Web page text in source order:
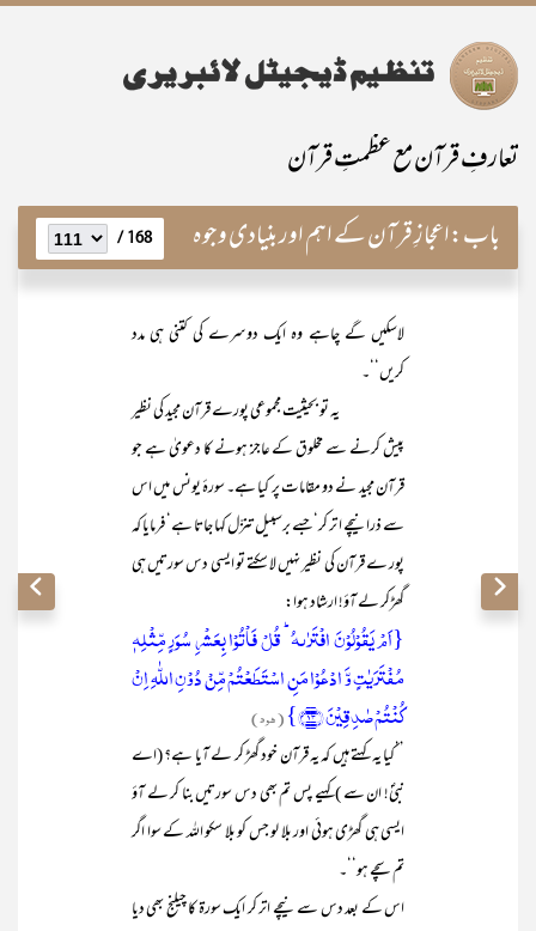
تعارفِ قرآن مع عظمتِ قرآن
باب:اعجازِ قرآن کے اہم اور بنیادی وجوہ 168 /
لاسکیں گے چاہے وہ ایک دوسرے کی کتنی ہی مدد
کریں‘‘۔
یہ تو بحیثیت مجموعی پورے قرآن مجید کی نظیر
پیش کرنے سے مخلوق کے عاجز ہونے کا دعویٰ ہے جو
قرآن مجید نے دو مقامات پر کیا ہے۔ سورۂ یونس میں اس
سے ذرانیچے ا تر کر‘ جسے برسبیل تنزّل کہا جاتا ہے‘ فرمایا کہ
پور ے قرآن کی نظیر نہیں لا سکتے تو ایسی دس سورتیں ہی
گھڑکر لے آؤ! ارشاد ہوا:
{اَمۡ یَقُوۡلُوۡنَ افۡتَرٰىہُ ؕ قُلۡ فَاۡتُوۡا بِعَشۡرِ سُوَرٍ مِّثۡلِہٖ
مُفۡتَرَیٰتٍ وَّ ادۡعُوۡا مَنِ اسۡتَطَعۡتُمۡ مِّنۡ دُوۡنِ اللّٰہِ اِنۡ
کُنۡتُمۡ صٰدِقِیۡنَ ﴿۱۳﴾}
(ھود)
’’کیا یہ کہتے ہیں کہ یہ قرآن خود گھڑ کر لے آیا ہے؟ (اے
نبیؐ! ان سے ) کہیے پس تم بھی دس سورتیں بنا کر لے آؤ
ایسی ہی گھڑی ہوئی اور بلا لو جس کو بلا سکو اللہ کے سوا اگر
تم سچے ہو‘‘۔
اس کے بعد دس سے نیچے اتر کر ایک سورۃ کا چیلنج بھی دیا